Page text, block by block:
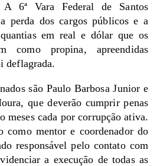
6ª Vara Federal de Santos
perda dos cargos públicos e a
em real e dólar que os
como propina, apreendidas
deflagrada.
são Paulo Barbosa Junior e
que deverão cumprir penas
meses cada por corrupção ativa.
como mentor e coordenador do
responsável pelo contato com
a execução de todas as